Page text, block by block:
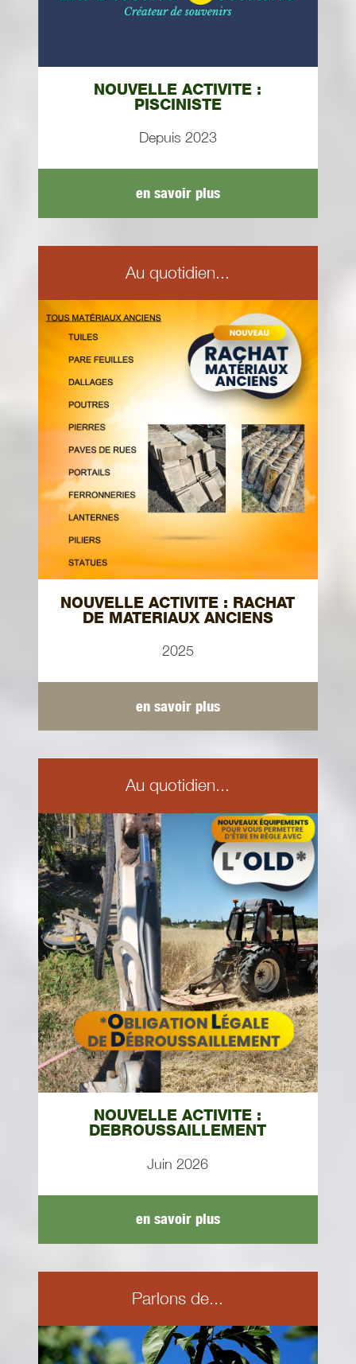
NOUVELLE ACTIVITE :
PISCINISTE
Depuis 2023
en savoir plus
Au quotidien...
NOUVELLE ACTIVITE : RACHAT
DE MATERIAUX ANCIENS
2025
en savoir plus
Au quotidien...
NOUVELLE ACTIVITE :
DEBROUSSAILLEMENT
Juin 2026
en savoir plus
Parlons de...